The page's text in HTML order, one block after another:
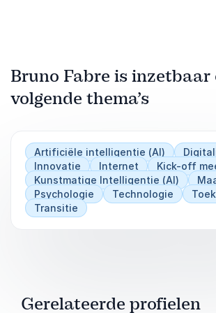
Bruno Fabre is inzetbaar
volgende thema’s
Artificiële intelligentie (AI)
Innovatie
Internet
Kick-off
Kunstmatige Intelligentie (AI)
Psychologie
Technologie
Transitie
Gerelateerde profielen